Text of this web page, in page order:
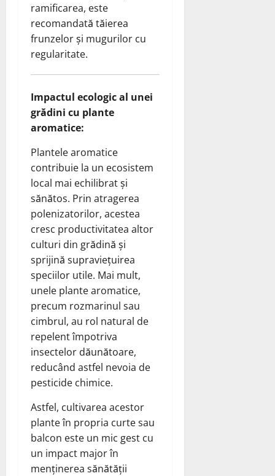
ramificarea, este
recomandată tăierea
frunzelor și mugurilor cu
regularitate.
Impactul ecologic al unei
grădini cu plante
aromatice:
Plantele aromatice
contribuie la un ecosistem
local mai echilibrat și
sănătos. Prin atragerea
polenizatorilor, acestea
cresc productivitatea altor
culturi din grădină și
sprijină supraviețuirea
speciilor utile. Mai mult,
unele plante aromatice,
precum rozmarinul sau
cimbrul, au rol natural de
repelent împotriva
insectelor dăunătoare,
reducând astfel nevoia de
pesticide chimice.
Astfel, cultivarea acestor
plante în propria curte sau
balcon este un mic gest cu
un impact major în
menținerea sănătății